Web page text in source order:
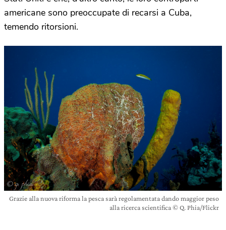
americane sono preoccupate di recarsi a Cuba,
temendo ritorsioni.
Grazie alla nuova riforma la pesca sarà regolamentata dando maggior peso
alla ricerca scientifica © Q. Phia/Flickr